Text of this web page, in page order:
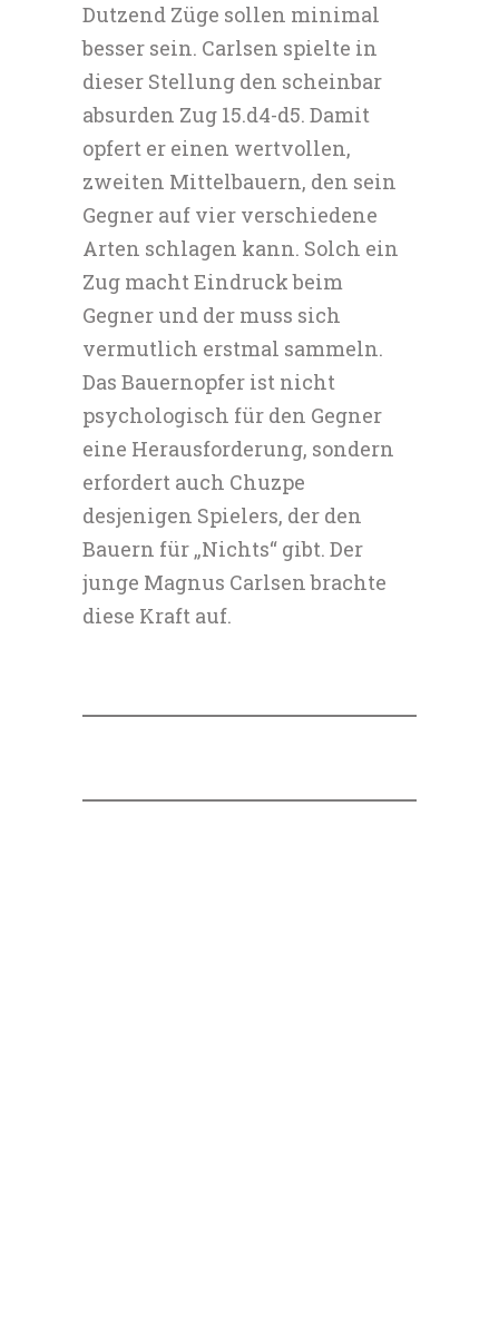
Dutzend Züge sollen minimal
besser sein. Carlsen spielte in
dieser Stellung den scheinbar
absurden Zug 15.d4-d5. Damit
opfert er einen wertvollen,
zweiten Mittelbauern, den sein
Gegner auf vier verschiedene
Arten schlagen kann. Solch ein
Zug macht Eindruck beim
Gegner und der muss sich
vermutlich erstmal sammeln.
Das Bauernopfer ist nicht
psychologisch für den Gegner
eine Herausforderung, sondern
erfordert auch Chuzpe
desjenigen Spielers, der den
Bauern für „Nichts“ gibt. Der
junge Magnus Carlsen brachte
diese Kraft auf.